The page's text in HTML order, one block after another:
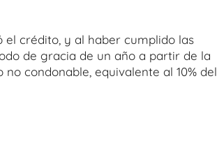
crédito, y al haber cumplido las
de gracia de un año a partir de la
condonable, equivalente al 10% del